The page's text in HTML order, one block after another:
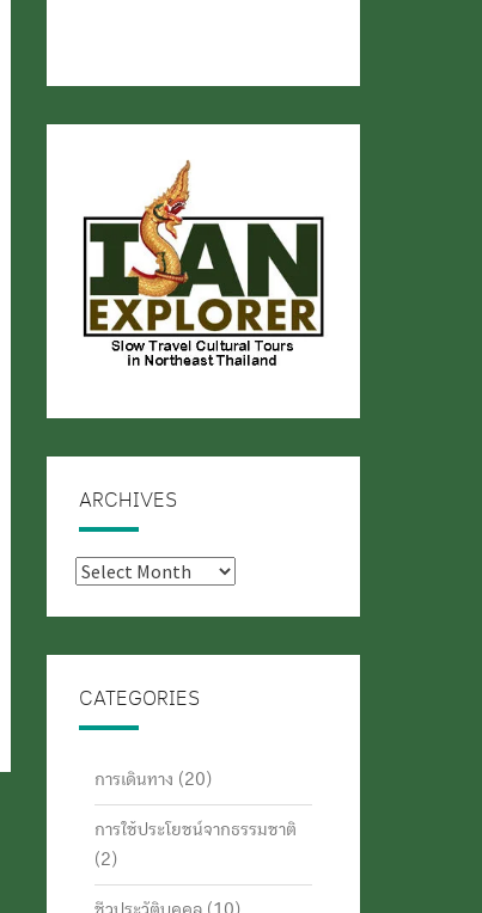
ARCHIVES
Archives
CATEGORIES
การเดินทาง (20)
การใช้ประโยชน์จากธรรมชาติ
(2)
ชีวประวัติบุคคล(10)